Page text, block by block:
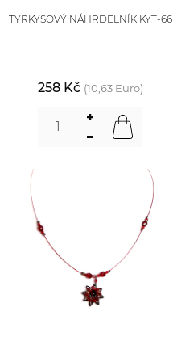
TYRKYSOVÝ NÁHRDELNÍK KYT-66
258 Kč (10,63 Euro)